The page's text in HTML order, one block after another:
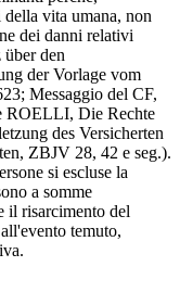
vita umana, non
dei danni relativi
den
der Vorlage vom
Messaggio del CF,
ROELLI, Die Rechte
des Versicherten
ZBJV 28, 42 e seg.).
si escluse la
a somme
il risarcimento del
temuto,